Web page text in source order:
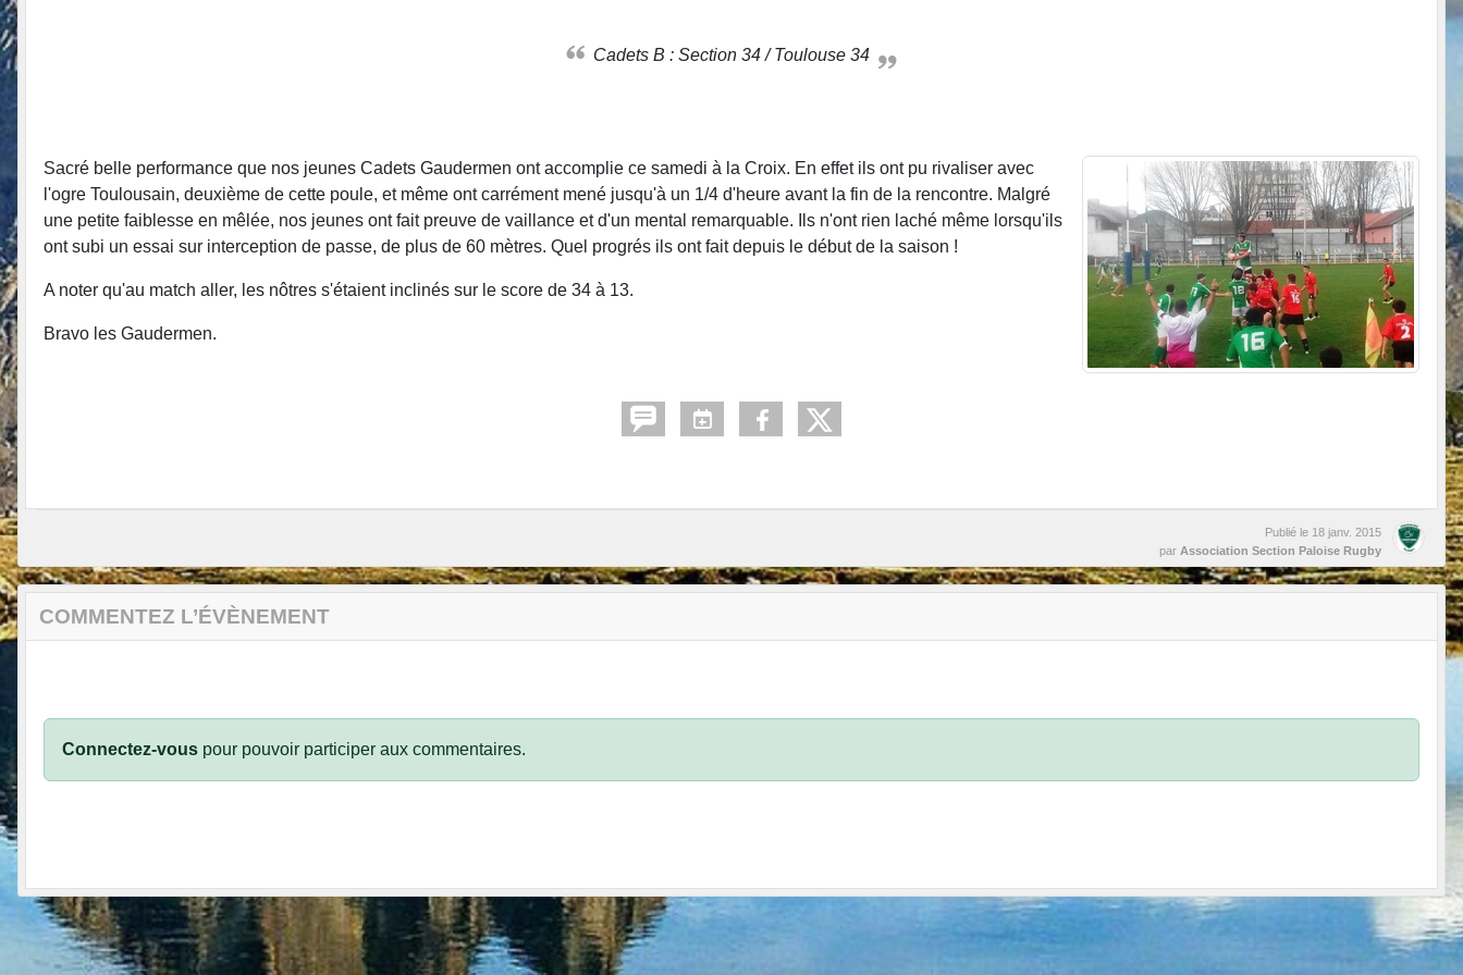
Cadets B : Section 34 / Toulouse 34
Sacré belle performance que nos jeunes Cadets Gaudermen ont accomplie ce samedi à la Croix. En effet ils ont pu rivaliser avec
l'ogre Toulousain, deuxième de cette poule, et même ont carrément mené jusqu'à un 1/4 d'heure avant la fin de la rencontre. Malgré
une petite faiblesse en mêlée, nos jeunes ont fait preuve de vaillance et d'un mental remarquable. Ils n'ont rien laché même lorsqu'ils
ont subi un essai sur interception de passe, de plus de 60 mètres. Quel progrés ils ont fait depuis le début de la saison !
A noter qu'au match aller, les nôtres s'étaient inclinés sur le score de 34 à 13.
Bravo les Gaudermen.
Publié le 18 janv. 2015
par Association Section Paloise Rugby
COMMENTEZ L’ÉVÈNEMENT
Connectez-vous pour pouvoir participer aux commentaires.